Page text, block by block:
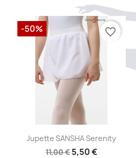
Aperçu rapide
Jupette SANSHA Serenity
11,00 €5,50 €
-50% favorite_border